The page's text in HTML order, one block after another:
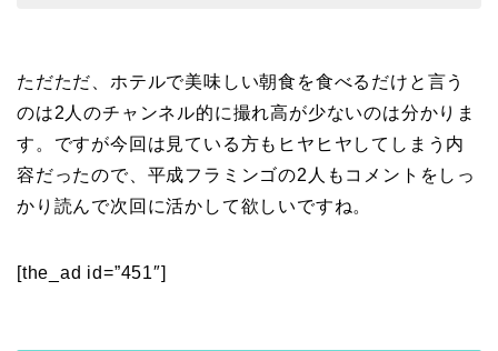
ただただ、ホテルで美味しい朝食を食べるだけと言う
のは2人のチャンネル的に撮れ高が少ないのは分かりま
す。ですが今回は見ている方もヒヤヒヤしてしまう内
容だったので、平成フラミンゴの2人もコメントをしっ
かり読んで次回に活かして欲しいですね。
[the_ad id=”451″]